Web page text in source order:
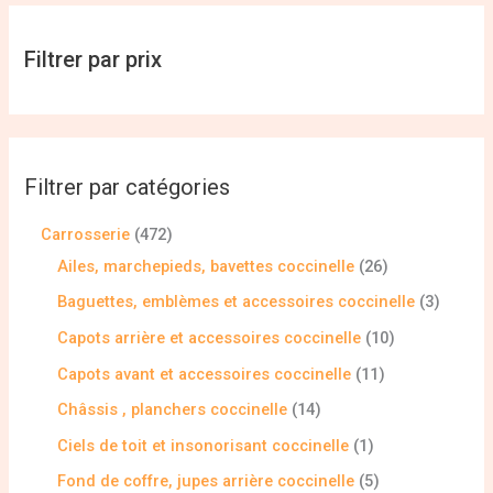
Filtrer par prix
Filtrer par catégories
Carrosserie 472
Ailes, marchepieds, bavettes coccinelle 26
Baguettes, emblèmes et accessoires coccinelle 3
Capots arrière et accessoires coccinelle 10
Capots avant et accessoires coccinelle 11
Châssis , planchers coccinelle 14
Ciels de toit et insonorisant coccinelle 1
Fond de coffre, jupes arrière coccinelle 5